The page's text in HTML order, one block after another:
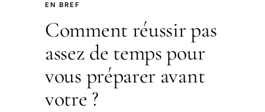
EN BREF
Comment réussir pas
assez de temps pour
vous préparer avant
votre ?